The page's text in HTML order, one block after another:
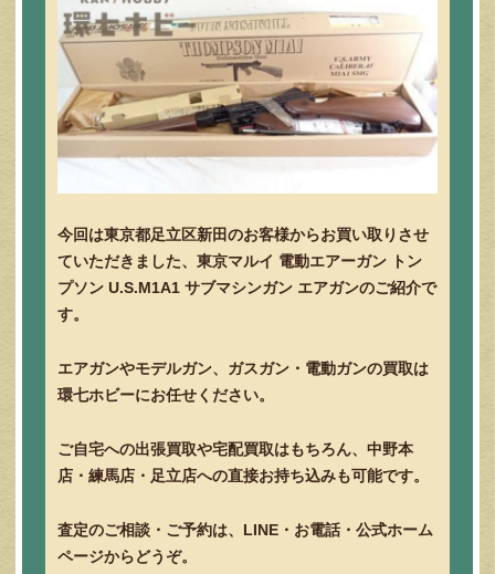
今回は東京都足立区新田のお客様からお買い取りさせ
ていただきました、東京マルイ 電動エアーガン トン
プソン U.S.M1A1 サブマシンガン エアガンのご紹介で
す。
エアガンやモデルガン、ガスガン・電動ガンの買取は
環七ホビーにお任せください。
ご自宅への出張買取や宅配買取はもちろん、中野本
店・練馬店・足立店への直接お持ち込みも可能です。
査定のご相談・ご予約は、LINE・お電話・公式ホーム
ページからどうぞ。